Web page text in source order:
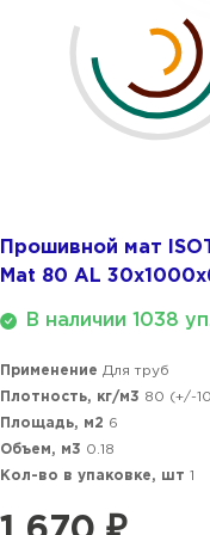
Прошивной мат
Mat 80 AL
В наличии 1038
Применение Для труб
Плотность, кг/м3 80 (+/-
Площадь, м2 6
Объем, м3 0.18
Кол-во в упаковке, шт 1